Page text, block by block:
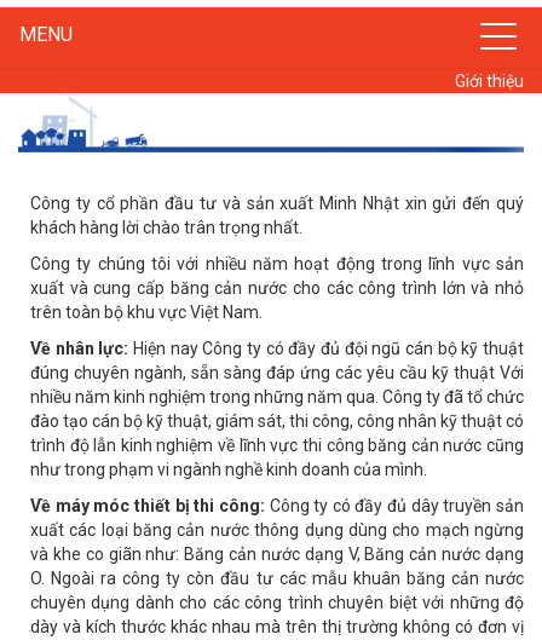
MENU
Giới thiệu
Công ty cổ phần đầu tư và sản xuất Minh Nhật xin gửi đến quý
khách hàng lời chào trân trọng nhất.
Công ty chúng tôi với nhiều năm hoạt động trong lĩnh vực sản
xuất và cung cấp băng cản nước cho các công trình lớn và nhỏ
trên toàn bộ khu vực Việt Nam.
Về nhân lực: Hiện nay Công ty có đầy đủ đội ngũ cán bộ kỹ thuật
đúng chuyên ngành, sẵn sàng đáp ứng các yêu cầu kỹ thuật Với
nhiều năm kinh nghiệm trong những năm qua. Công ty đã tổ chức
đào tạo cán bộ kỹ thuật, giám sát, thi công, công nhân kỹ thuật có
trình độ lẫn kinh nghiệm về lĩnh vực thi công băng cản nước cũng
như trong phạm vi ngành nghề kinh doanh của mình.
Về máy móc thiết bị thi công: Công ty có đầy đủ dây truyền sản
xuất các loại băng cản nước thông dụng dùng cho mạch ngừng
và khe co giãn như: Băng cản nước dạng V, Băng cản nước dạng
O. Ngoài ra công ty còn đầu tư các mẫu khuân băng cản nước
chuyên dụng dành cho các công trình chuyên biệt với những độ
dày và kích thước khác nhau mà trên thị trường không có đơn vị